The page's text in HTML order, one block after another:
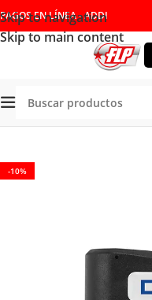
Skip to navigation
Skip to main content
PAGOS EN LÍNEA - ADDI
Tienda/ACCESORIOS
-10%